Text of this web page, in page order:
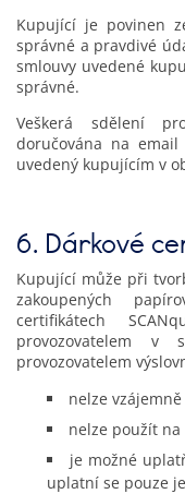
Kupující je povinen
správné a pravdivé
smlouvy uvedené
správné.
Veškerá sdělení
doručována na
uvedený kupujícím v
6. Dárkové
Kupující může při
zakoupených
certifikátech
provozovatelem
provozovatelem
nelze
nelze použít
je možné
uplatní se pouze